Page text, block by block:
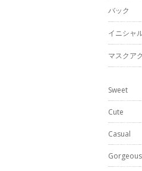
バック
イニシャ
マスクア
Sweet
Cute
Casual
Gorgeous